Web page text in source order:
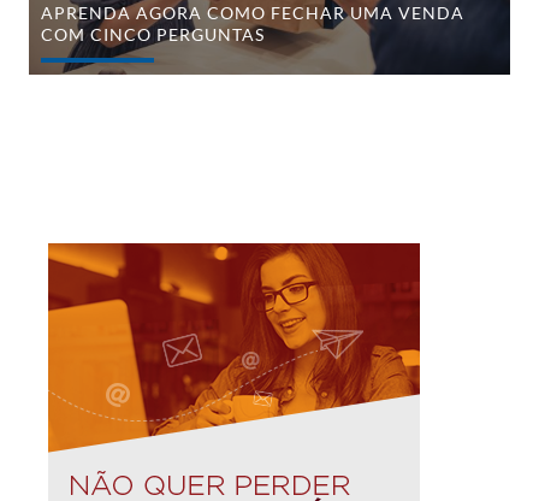
APRENDA AGORA COMO FECHAR UMA VENDA
COM CINCO PERGUNTAS